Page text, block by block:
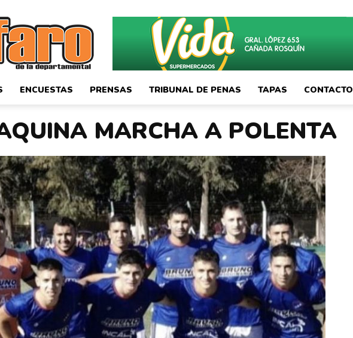
El
Faro
Deportivo
ENCUESTAS PRENSAS TRIBUNAL DE PENAS TAPAS CONTACTO
MARCHA A POLENTA